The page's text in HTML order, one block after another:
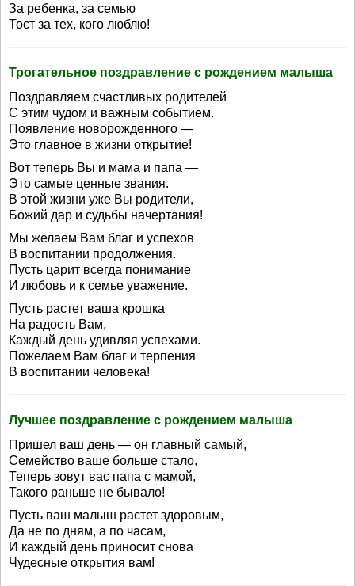
За ребенка, за семью
Тост за тех, кого люблю!
Трогательное поздравление с рождением малыша
Поздравляем счастливых родителей
С этим чудом и важным событием.
Появление новорожденного —
Это главное в жизни открытие!
Вот теперь Вы и мама и папа —
Это самые ценные звания.
В этой жизни уже Вы родители,
Божий дар и судьбы начертания!
Мы желаем Вам благ и успехов
В воспитании продолжения.
Пусть царит всегда понимание
И любовь и к семье уважение.
Пусть растет ваша крошка
На радость Вам,
Каждый день удивляя успехами.
Пожелаем Вам благ и терпения
В воспитании человека!
Лучшее поздравление с рождением малыша
Пришел ваш день — он главный самый,
Семейство ваше больше стало,
Теперь зовут вас папа с мамой,
Такого раньше не бывало!
Пусть ваш малыш растет здоровым,
Да не по дням, а по часам,
И каждый день приносит снова
Чудесные открытия вам!